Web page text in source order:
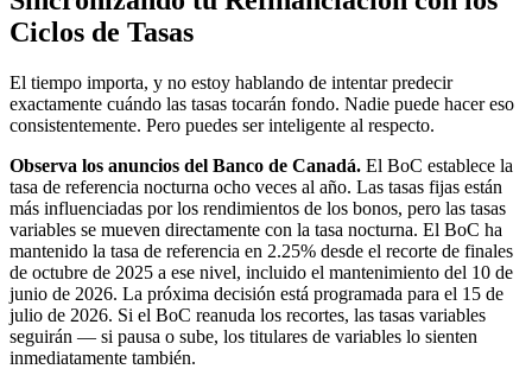
Ciclos de Tasas
El tiempo importa, y no estoy hablando de intentar predecir
exactamente cuándo las tasas tocarán fondo. Nadie puede hacer eso
consistentemente. Pero puedes ser inteligente al respecto.
Observa los anuncios del Banco de Canadá. El BoC establece la
tasa de referencia nocturna ocho veces al año. Las tasas fijas están
más influenciadas por los rendimientos de los bonos, pero las tasas
variables se mueven directamente con la tasa nocturna. El BoC ha
mantenido la tasa de referencia en 2.25% desde el recorte de finales
de octubre de 2025 a ese nivel, incluido el mantenimiento del 10 de
junio de 2026. La próxima decisión está programada para el 15 de
julio de 2026. Si el BoC reanuda los recortes, las tasas variables
seguirán — si pausa o sube, los titulares de variables lo sienten
inmediatamente también.